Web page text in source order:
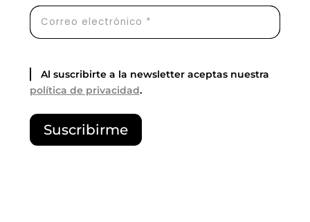
Al suscribirte a la newsletter aceptas nuestra
política de privacidad.
P
o
Suscribirme